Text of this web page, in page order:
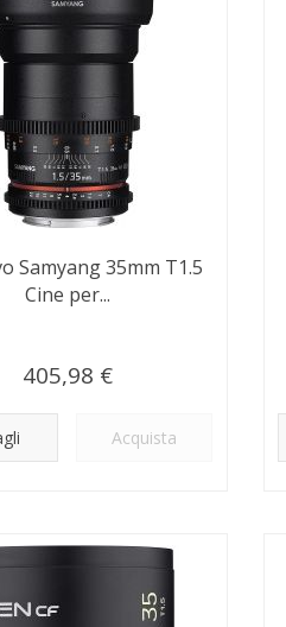
Samyang 35mm T1.5
Cine per...
405,98 €
Acquista